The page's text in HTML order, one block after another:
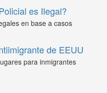
es Ilegal?
en base a casos
de EEUU
para inmigrantes